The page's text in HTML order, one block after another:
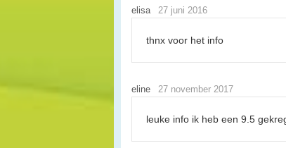
elisa 27 juni 2016
thnx voor het info
eline 27 november 2017
leuke info ik heb een 9.5